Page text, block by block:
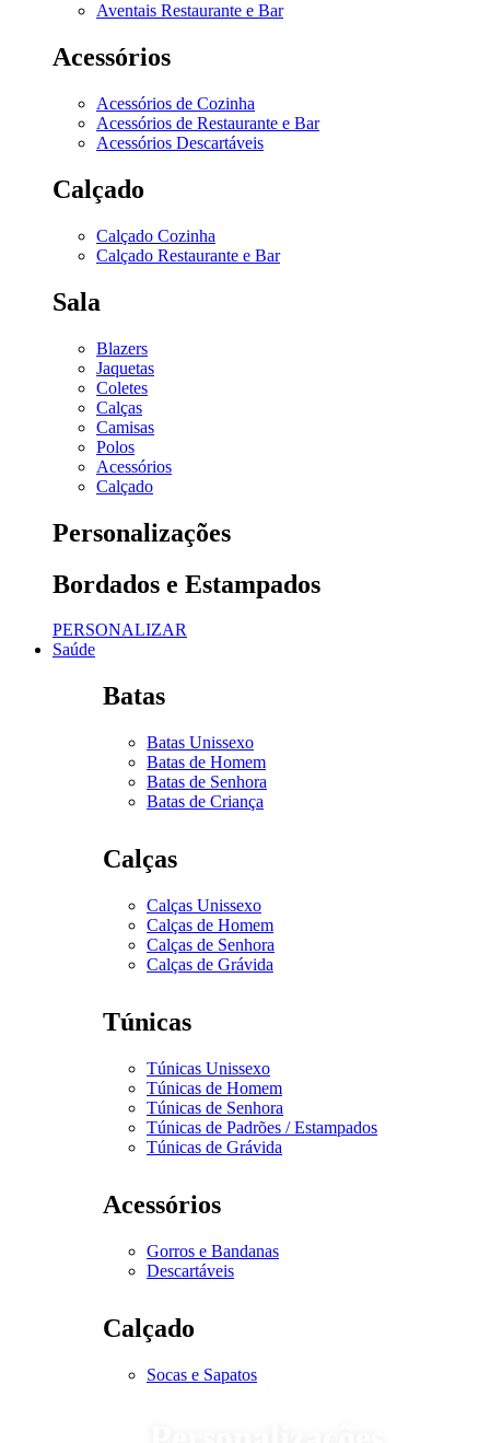
Aventais Restaurante e Bar
Acessórios
Acessórios de Cozinha
Acessórios de Restaurante e Bar
Acessórios Descartáveis
Calçado
Calçado Cozinha
Calçado Restaurante e Bar
Sala
Blazers
Jaquetas
Coletes
Calças
Camisas
Polos
Acessórios
Calçado
Personalizações
Bordados e Estampados
PERSONALIZAR
Saúde
Batas
Batas Unissexo
Batas de Homem
Batas de Senhora
Batas de Criança
Calças
Calças Unissexo
Calças de Homem
Calças de Senhora
Calças de Grávida
Túnicas
Túnicas Unissexo
Túnicas de Homem
Túnicas de Senhora
Túnicas de Padrões / Estampados
Túnicas de Grávida
Acessórios
Gorros e Bandanas
Descartáveis
Calçado
Socas e Sapatos